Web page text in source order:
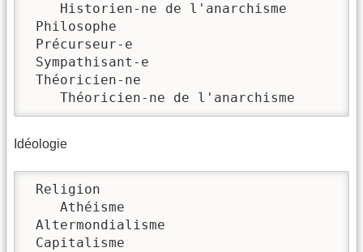
    Historien-ne de l'anarchisme
Philosophe
Précurseur-e
Sympathisant-e
Théoricien-ne
    Théoricien-ne de l'anarchisme
Idéologie
Religion
    Athéisme
Altermondialisme
Capitalisme